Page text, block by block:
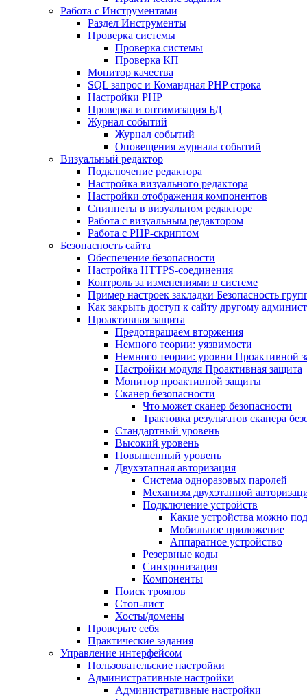
Работа с Инструментами
Раздел Инструменты
Проверка системы
Проверка системы
Проверка КП
Монитор качества
SQL запрос и Командная PHP строка
Настройки PHP
Проверка и оптимизация БД
Журнал событий
Журнал событий
Оповещения журнала событий
Визуальный редактор
Подключение редактора
Настройка визуального редактора
Настройки отображения компонентов
Сниппеты в визуальном редакторе
Работа с визуальным редактором
Работа с PHP-скриптом
Безопасность сайта
Обеспечение безопасности
Настройка HTTPS-соединения
Контроль за изменениями в системе
Пример настроек закладки Безопасность
Как закрыть доступ к сайту другому
Проактивная защита
Предотвращаем вторжения
Немного теории: уязвимости
Немного теории: уровни Проактивной
Настройки модуля Проактивная защита
Монитор проактивной защиты
Сканер безопасности
Что может сканер безопасности
Трактовка результатов сканера
Стандартный уровень
Высокий уровень
Повышенный уровень
Двухэтапная авторизация
Система одноразовых паролей
Механизм двухэтапной
Подключение устройств
Какие устройства можно
Мобильное приложение
Аппаратное устройство
Резервные коды
Синхронизация
Компоненты
Поиск троянов
Стоп-лист
Хосты/домены
Проверьте себя
Практические задания
Управление интерфейсом
Пользовательские настройки
Административные настройки
Административные настройки